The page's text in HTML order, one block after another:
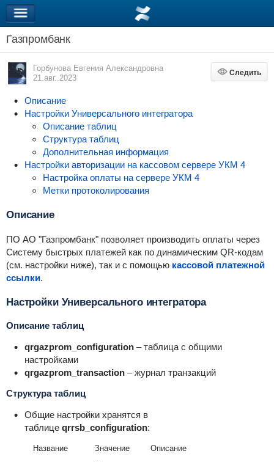
Газпромбанк
Горбунова Евгения Александровна
21.авг..2023
Следить
Следить
Описание
Настройки Универсального интегратора
Описание таблиц
Структура таблиц
Дополнительная информация
Настройки авторизации на кассовом сервере УКМ 4
Настройка оплаты на сервере УКМ 4
Метки протоколирования
Описание
ПО АО "Газпромбанк" позволяет производить оплаты через
Систему быстрых платежей как по динамическим QR-кодам
(см. настройки ниже), так и с помощью кассовой платежной
ссылки.
Настройки Универсального интегратора
Описание таблиц
qrgazprom_configuration– таблица с общими
настройками
qrgazprom_transaction– журнал транзакций
Структура таблиц
Общие настройки хранятся в
таблице qrrsb_configuration:
Название Значение Описание